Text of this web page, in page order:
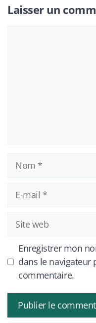
Laisser un
Nom
mail
Site
web
Enregistrer mon
dans le
commentaire.